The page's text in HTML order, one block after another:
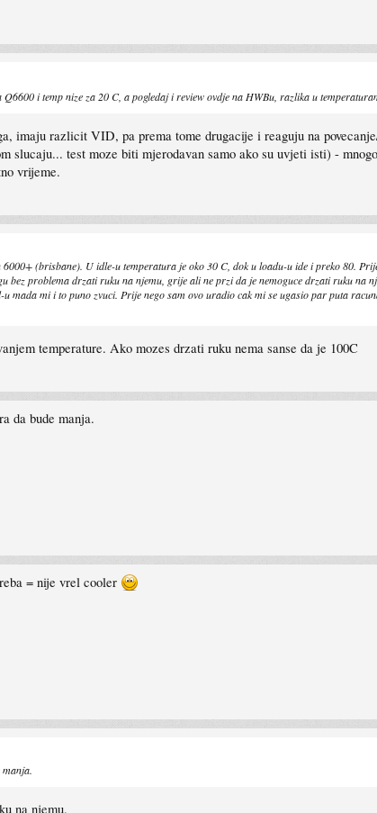
i temp nize za 20 C, a pogledaj i review ovdje na HWBu, razlika u
imaju razlicit VID, pa prema tome drugacije i reaguju na
slucaju... test moze biti mjerodavan samo ako su uvjeti isti) -
vrijeme.
(brisbane). U idle-u temperatura je oko 30 C, dok u loadu-u ide i preko 80.
bez problema drzati ruku na njemu, grije ali ne przi da je nemoguce drzati ruku na
mada mi i to puno zvuci. Prije nego sam ovo uradio cak mi se ugasio par puta
temperature. Ako mozes drzati ruku nema sanse da je 100C
da bude manja.
= nije vrel cooler
na njemu.